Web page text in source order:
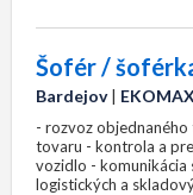
Šofér /
Bardejov|
- rozvoz
tovaru - kontrola a
vozidlo - komunikácia
logistických a